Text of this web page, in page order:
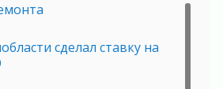
сделал ставку на